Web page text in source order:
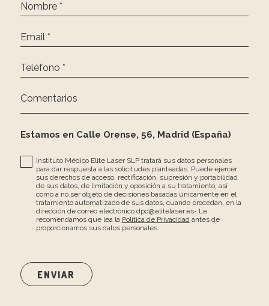
Nombre *
Email *
Teléfono *
Comentarios
Estamos en Calle Orense, 56, Madrid (España)
Instituto Médico Elite Laser SLP tratará sus datos personales
para dar respuesta a las solicitudes planteadas. Puede ejercer
sus derechos de acceso, rectificación, supresión y portabilidad
de sus datos, de limitación y oposición a su tratamiento, así
como a no ser objeto de decisiones basadas únicamente en el
tratamiento automatizado de sus datos, cuando procedan, en la
dirección de correo electrónico dpd@elitelaser.es- Le
recomendamos que lea la Política de Privacidadantes de
proporcionarnos sus datos personales.